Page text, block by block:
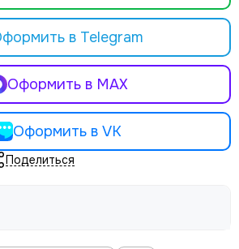
в Telegram
Оформить в MAX
Оформить в VK
Поделиться